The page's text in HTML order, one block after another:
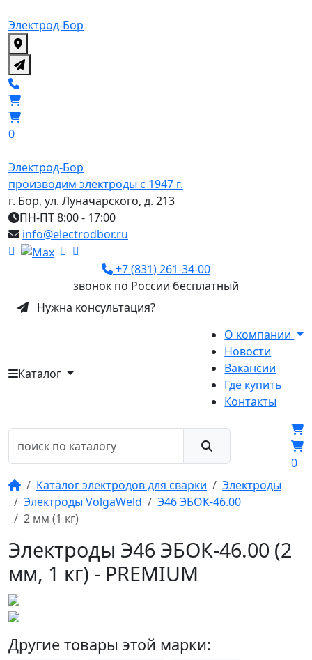
Электрод-Бор
0
Электрод-Бор
производим электроды с 1947 г.
г. Бор, ул. Луначарского, д. 213
ПН-ПТ 8:00 - 17:00
info@electrodbor.ru
+7 (831) 261-34-00
звонок по России бесплатный
Нужна консультация?
Каталог
О компании
Новости
Вакансии
Где купить
Контакты
0
Каталог электродов для сварки
Электроды
Электроды VolgaWeld
Э46 ЭБОК-46.00
2 мм (1 кг)
Электроды Э46 ЭБОК-46.00 (2
мм, 1 кг) - PREMIUM
Другие товары этой марки: